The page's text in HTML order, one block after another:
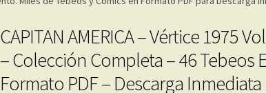
CAPITAN AMERICA – Vértice 1975
– Colección Completa – 46 Tebeos
Formato PDF – Descarga Inmediata